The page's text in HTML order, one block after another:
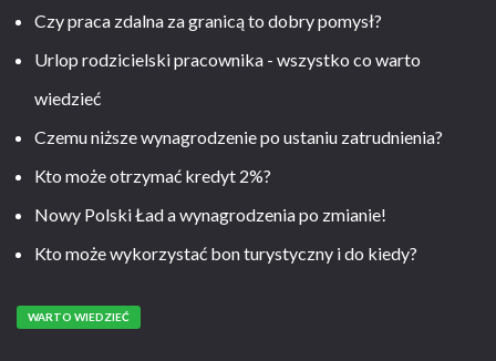
Czy praca zdalna za granicą to dobry pomysł?
Urlop rodzicielski pracownika - wszystko co warto
wiedzieć
Czemu niższe wynagrodzenie po ustaniu zatrudnienia?
Kto może otrzymać kredyt 2%?
Nowy Polski Ład a wynagrodzenia po zmianie!
Kto może wykorzystać bon turystyczny i do kiedy?
WARTO WIEDZIEĆ